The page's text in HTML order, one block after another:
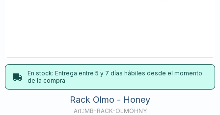
En stock: Entrega entre 5 y 7 días hábiles desde el momento
de la compra
Rack Olmo - Honey
MB-RACK-OLMOHNY